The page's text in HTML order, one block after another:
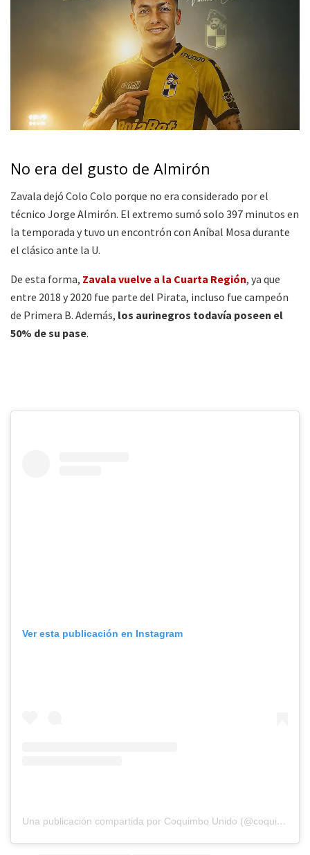
No era del gusto de Almirón
Zavala dejó Colo Colo porque no era considerado por el
técnico Jorge Almirón. El extremo sumó solo 397 minutos en
la temporada y tuvo un encontrón con Aníbal Mosa durante
el clásico ante la U.
De esta forma, Zavala vuelve a la Cuarta Región, ya que
entre 2018 y 2020 fue parte del Pirata, incluso fue campeón
de Primera B. Además, los aurinegros todavía poseen el
50% de su pase.
Ver esta publicación en Instagram
Una publicación compartida por Coquimbo Unido (@coquimbounidooficial)